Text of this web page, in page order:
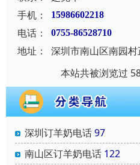
手机：
15986602218
电话： 0755-86528710
地址：
深圳市南山区南园
本站共被浏览过
深圳订羊奶电话97
南山区订羊奶电话 122